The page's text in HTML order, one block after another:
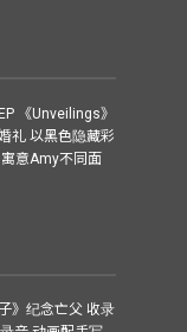
《Unveilings》
礼 以黑色隐藏彩
意Amy不同面
》纪念亡父 收录